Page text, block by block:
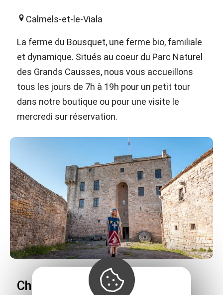
Calmels-et-le-Viala
La ferme du Bousquet, une ferme bio, familiale
et dynamique. Situés au coeur du Parc Naturel
des Grands Causses, nous vous accueillons
tous les jours de 7h à 19h pour un petit tour
dans notre boutique ou pour une visite le
mercredi sur réservation.
Château de Montaigut